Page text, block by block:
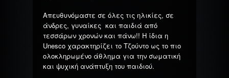
Απευθυνόμαστε σε όλες τις ηλικίες, σε
άνδρες, γυναίκες και παιδιά από
τεσσάρων χρονών και πάνω!! Η ίδια η
Unesco χαρακτηρίζει το Τζούντο ως το πιο
ολοκληρωμένο άθλημα για την σωματική
και ψυχική ανάπτυξη του παιδιού.